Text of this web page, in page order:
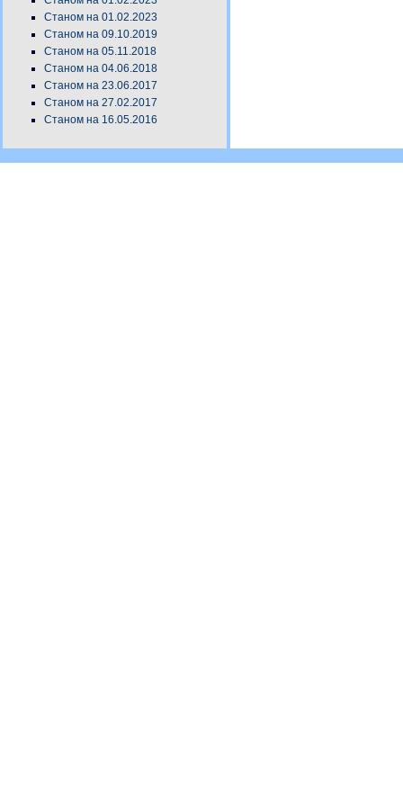
Станом на 01.02.2023
Станом на 09.10.2019
Станом на 05.11.2018
Станом на 04.06.2018
Станом на 23.06.2017
Станом на 27.02.2017
Станом на 16.05.2016